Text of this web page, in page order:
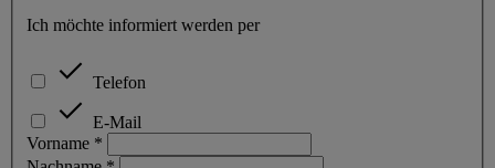
Ich möchte informiert werden per
Telefon
E-Mail
Vorname *